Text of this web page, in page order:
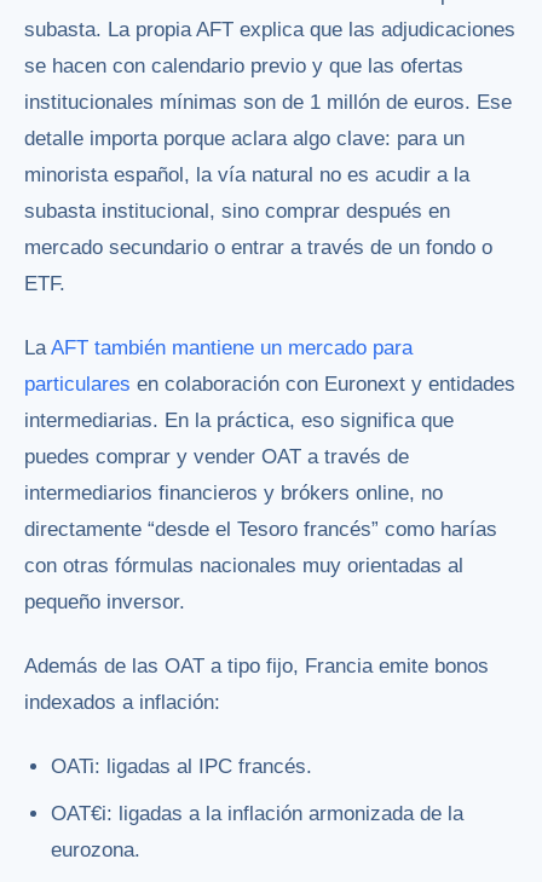
subasta. La propia AFT explica que las adjudicaciones
se hacen con calendario previo y que las ofertas
institucionales mínimas son de 1 millón de euros. Ese
detalle importa porque aclara algo clave: para un
minorista español, la vía natural no es acudir a la
subasta institucional, sino comprar después en
mercado secundario o entrar a través de un fondo o
ETF.
LaAFT también mantiene un mercado para
particulares en colaboración con Euronext y entidades
intermediarias. En la práctica, eso significa que
puedes comprar y vender OAT a través de
intermediarios financieros y brókers online, no
directamente “desde el Tesoro francés” como harías
con otras fórmulas nacionales muy orientadas al
pequeño inversor.
Además de las OAT a tipo fijo, Francia emite bonos
indexados a inflación:
OATi: ligadas al IPC francés.
OAT€i: ligadas a la inflación armonizada de la
eurozona.